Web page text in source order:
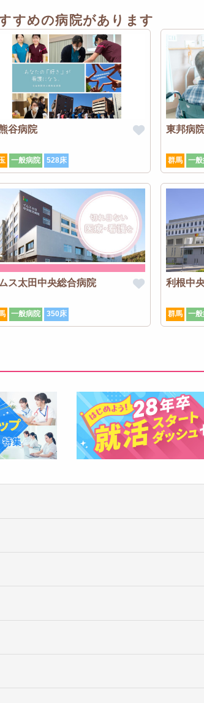
すめの病院があります
谷病院
一般病院 528床
東邦病
群馬 一
ス太田中央総合病院
一般病院 350床
利根中
群馬 一